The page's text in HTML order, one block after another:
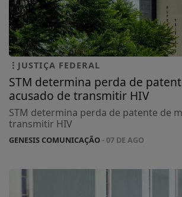
JUSTIÇA FEDERAL
STM determina perda de
acusado de transmitir HIV
STM determina perda de patente de
transmitir HIV
GENESIS COMUNICAÇÃO- 07 DE AGO